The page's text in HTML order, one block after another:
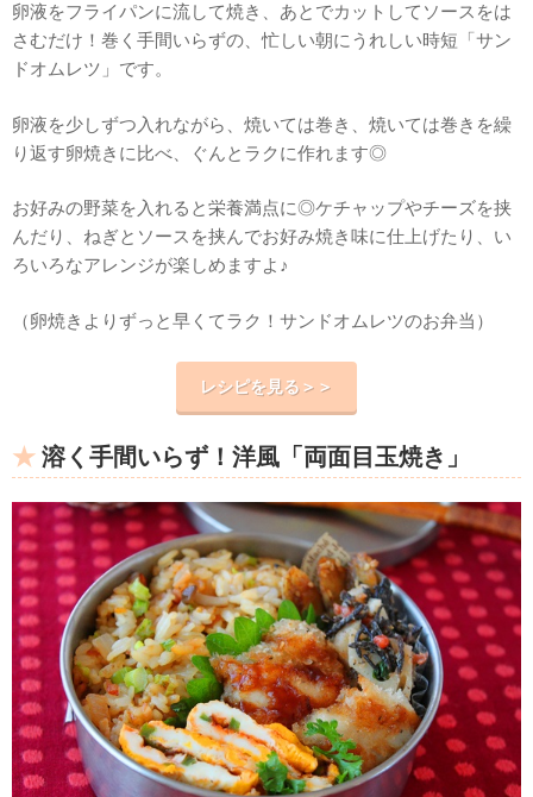
卵液をフライパンに流して焼き、あとでカットしてソースをは
さむだけ！巻く手間いらずの、忙しい朝にうれしい時短「サン
ドオムレツ」です。
卵液を少しずつ入れながら、焼いては巻き、焼いては巻きを繰
り返す卵焼きに比べ、ぐんとラクに作れます◎
お好みの野菜を入れると栄養満点に◎ケチャップやチーズを挟
んだり、ねぎとソースを挟んでお好み焼き味に仕上げたり、い
ろいろなアレンジが楽しめますよ♪
（卵焼きよりずっと早くてラク！サンドオムレツのお弁当）
レシピを見る＞＞
溶く手間いらず！洋風「両面目玉焼き」